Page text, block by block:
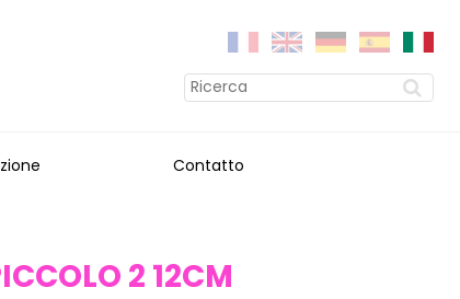
Contatto
2 12CM